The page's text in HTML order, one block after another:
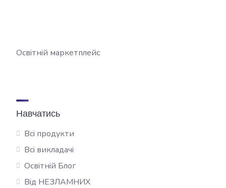
Освітній маркетплейс
Навчатись
Всі продукти
Всі викладачі
Освітній Блог
Від НЕЗЛАМНИХ